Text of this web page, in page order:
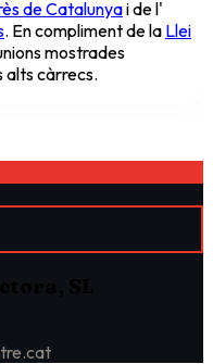
de Catalunyai de l'
. En compliment de la Llei
mostrades
alts càrrecs.